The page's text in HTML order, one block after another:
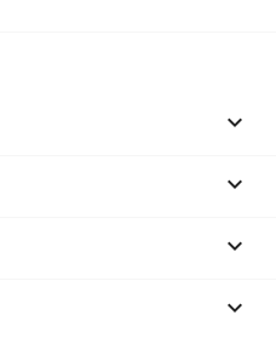



